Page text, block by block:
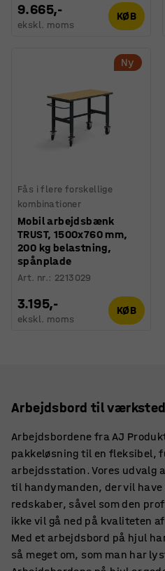
9.665,-
ekskl. moms
KØB
Ny
Fås i flere forskellige
kombinationer
Mobil arbejdsbænk
TRUST, 1500x760 mm,
200 kg belastning,
spånplade
Art. nr.: 2213029
3.195,-
ekskl. moms
KØB
Arbejdsbord til værksted
Arbejdsbordene fra AJ
pakkeløsning til en fleksibel,
arbejdsstation. Vores udvalg
til handymanden, der vil
redskaber, såvel som den
ikke vil gå ned på kvaliteten
Med et arbejdsbord på hjul
så meget om, som man har